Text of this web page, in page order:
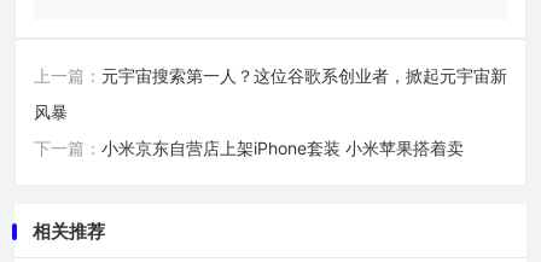
上一篇： 元宇宙搜索第一人？这位谷歌系创业者，掀起元宇宙新
风暴
下一篇： 小米京东自营店上架iPhone套装 小米苹果搭着卖
相关推荐